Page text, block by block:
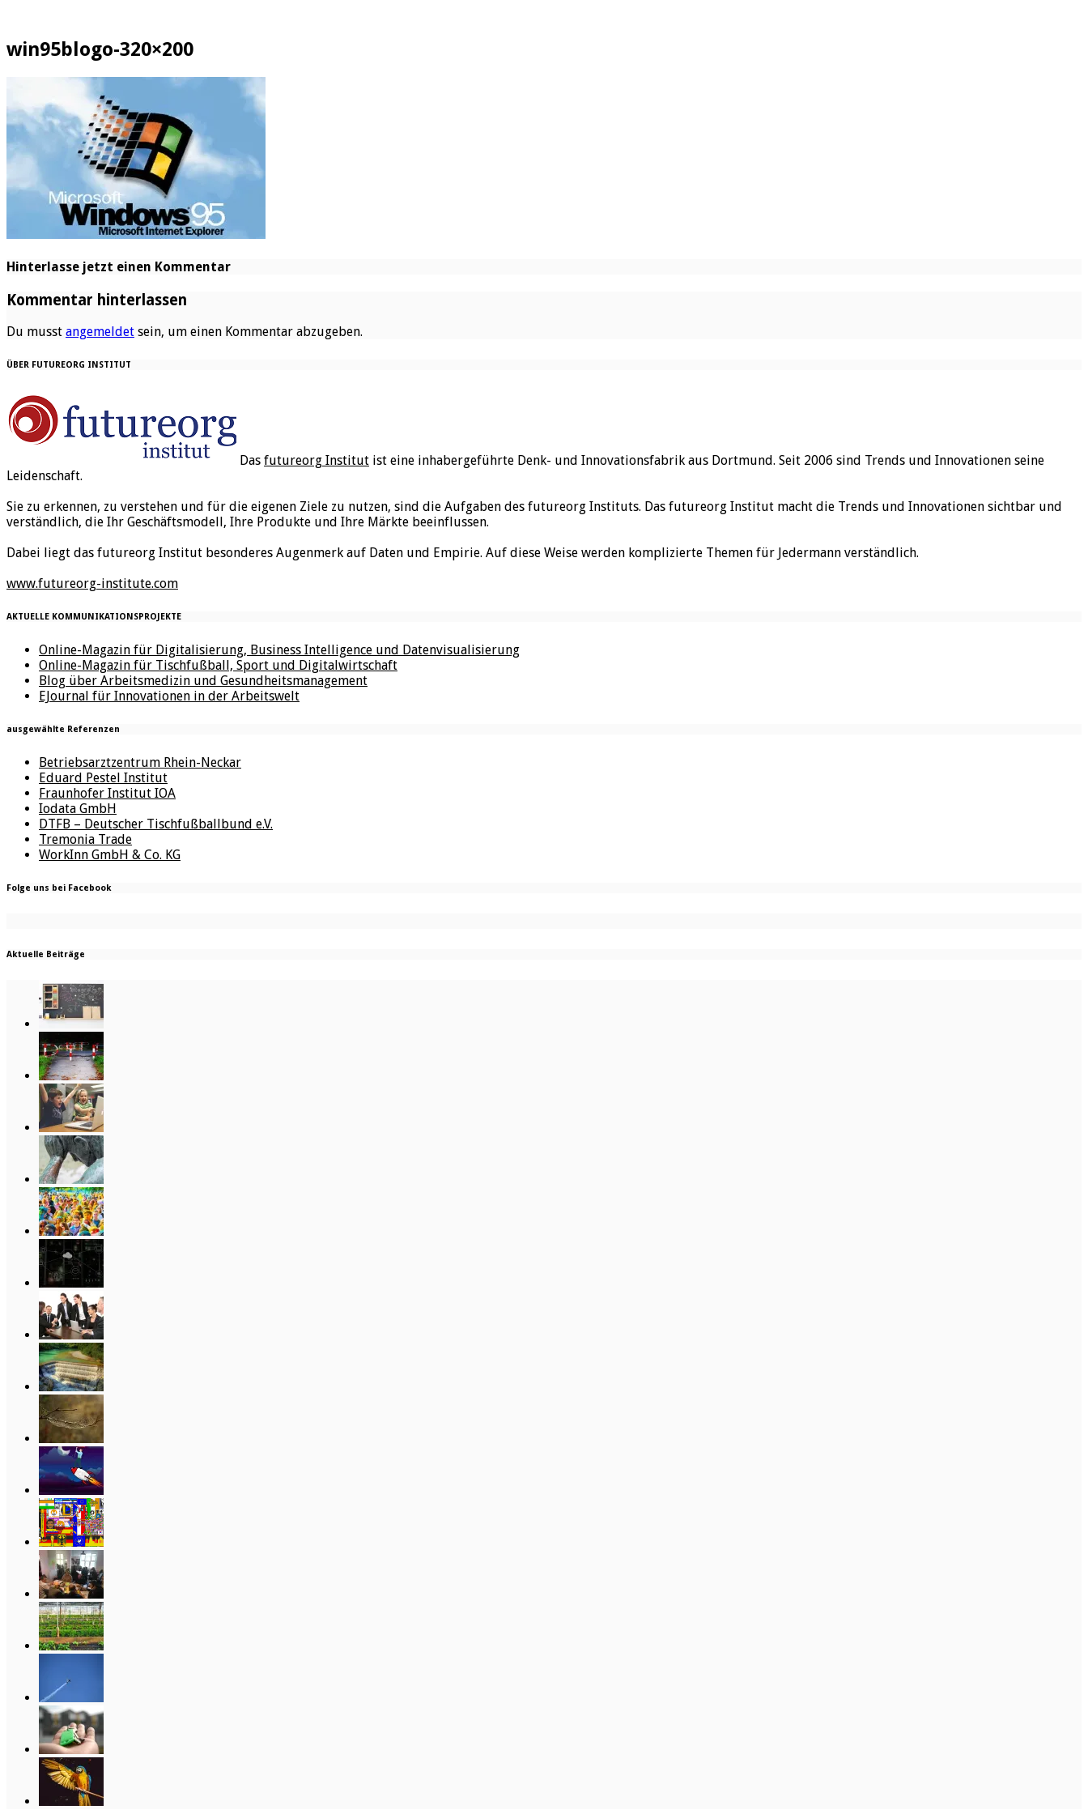
win95blogo-320×200
Hinterlasse jetzt einen Kommentar
Kommentar hinterlassen
Du musst angemeldet sein, um einen Kommentar abzugeben.
ÜBER FUTUREORG INSTITUT
Das futureorg Institut ist eine inhabergeführte Denk- und Innovationsfabrik aus Dortmund. Seit 2006 sind Trends und Innovationen seine
Leidenschaft.
Sie zu erkennen, zu verstehen und für die eigenen Ziele zu nutzen, sind die Aufgaben des futureorg Instituts. Das futureorg Institut macht die Trends und Innovationen sichtbar und
verständlich, die Ihr Geschäftsmodell, Ihre Produkte und Ihre Märkte beeinflussen.
Dabei liegt das futureorg Institut besonderes Augenmerk auf Daten und Empirie. Auf diese Weise werden komplizierte Themen für Jedermann verständlich.
www.futureorg-institute.com
AKTUELLE KOMMUNIKATIONSPROJEKTE
Online-Magazin für Digitalisierung, Business Intelligence und Datenvisualisierung
Online-Magazin für Tischfußball, Sport und Digitalwirtschaft
Blog über Arbeitsmedizin und Gesundheitsmanagement
EJournal für Innovationen in der Arbeitswelt
ausgewählte Referenzen
Betriebsarztzentrum Rhein-Neckar
Eduard Pestel Institut
Fraunhofer Institut IOA
Iodata GmbH
DTFB – Deutscher Tischfußballbund e.V.
Tremonia Trade
WorkInn GmbH & Co. KG
Folge uns bei Facebook
Aktuelle Beiträge